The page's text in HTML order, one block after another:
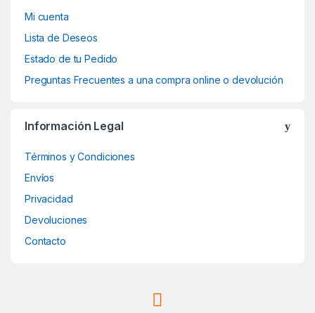
Mi cuenta
Lista de Deseos
Estado de tu Pedido
Preguntas Frecuentes a una compra online o devolución
Información Legal
Términos y Condiciones
Envíos
Privacidad
Devoluciones
Contacto